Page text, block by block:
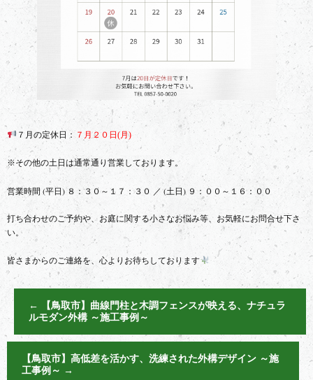
７月の定休日： ７月２０日(月)
※その他の土日は通常通り営業しております。
営業時間 (平日) ８：３０～１７：３０ ／ (土日) ９：００～１６：００
打ち合わせのご予約や、お庭に関する小さなお悩み等、お気軽にお問合せ下さ
い。
皆さまからのご連絡を、心よりお待ちしております
←
【鳥取市】曲線門柱と木調フェンスが映える、ナチュラ
ルモダン外構 ～施工事例～
【鳥取市】高低差を活かす、洗練された外構デザイン ～施
工事例～ →